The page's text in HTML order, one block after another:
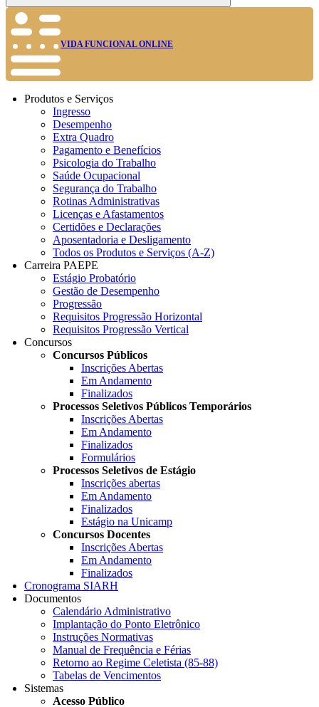
Buscar
VIDA FUNCIONAL ONLINE
Produtos e Serviços
Ingresso
Desempenho
Extra Quadro
Pagamento e Benefícios
Psicologia do Trabalho
Saúde Ocupacional
Segurança do Trabalho
Rotinas Administrativas
Licenças e Afastamentos
Certidões e Declarações
Aposentadoria e Desligamento
Todos os Produtos e Serviços (A-Z)
Carreira PAEPE
Estágio Probatório
Gestão de Desempenho
Progressão
Requisitos Progressão Horizontal
Requisitos Progressão Vertical
Concursos
Concursos Públicos
Inscrições Abertas
Em Andamento
Finalizados
Processos Seletivos Públicos Temporários
Inscrições Abertas
Em Andamento
Finalizados
Formulários
Processos Seletivos de Estágio
Inscrições abertas
Em Andamento
Finalizados
Estágio na Unicamp
Concursos Docentes
Inscrições Abertas
Em Andamento
Finalizados
Cronograma SIARH
Documentos
Calendário Administrativo
Implantação do Ponto Eletrônico
Instruções Normativas
Manual de Frequência e Férias
Retorno ao Regime Celetista (85-88)
Tabelas de Vencimentos
Sistemas
Acesso Público